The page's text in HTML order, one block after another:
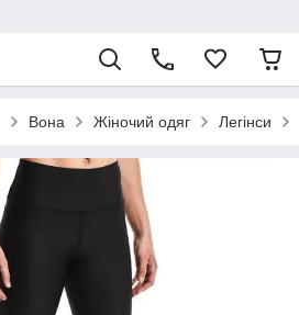
Вона Жіночий одяг Легінси